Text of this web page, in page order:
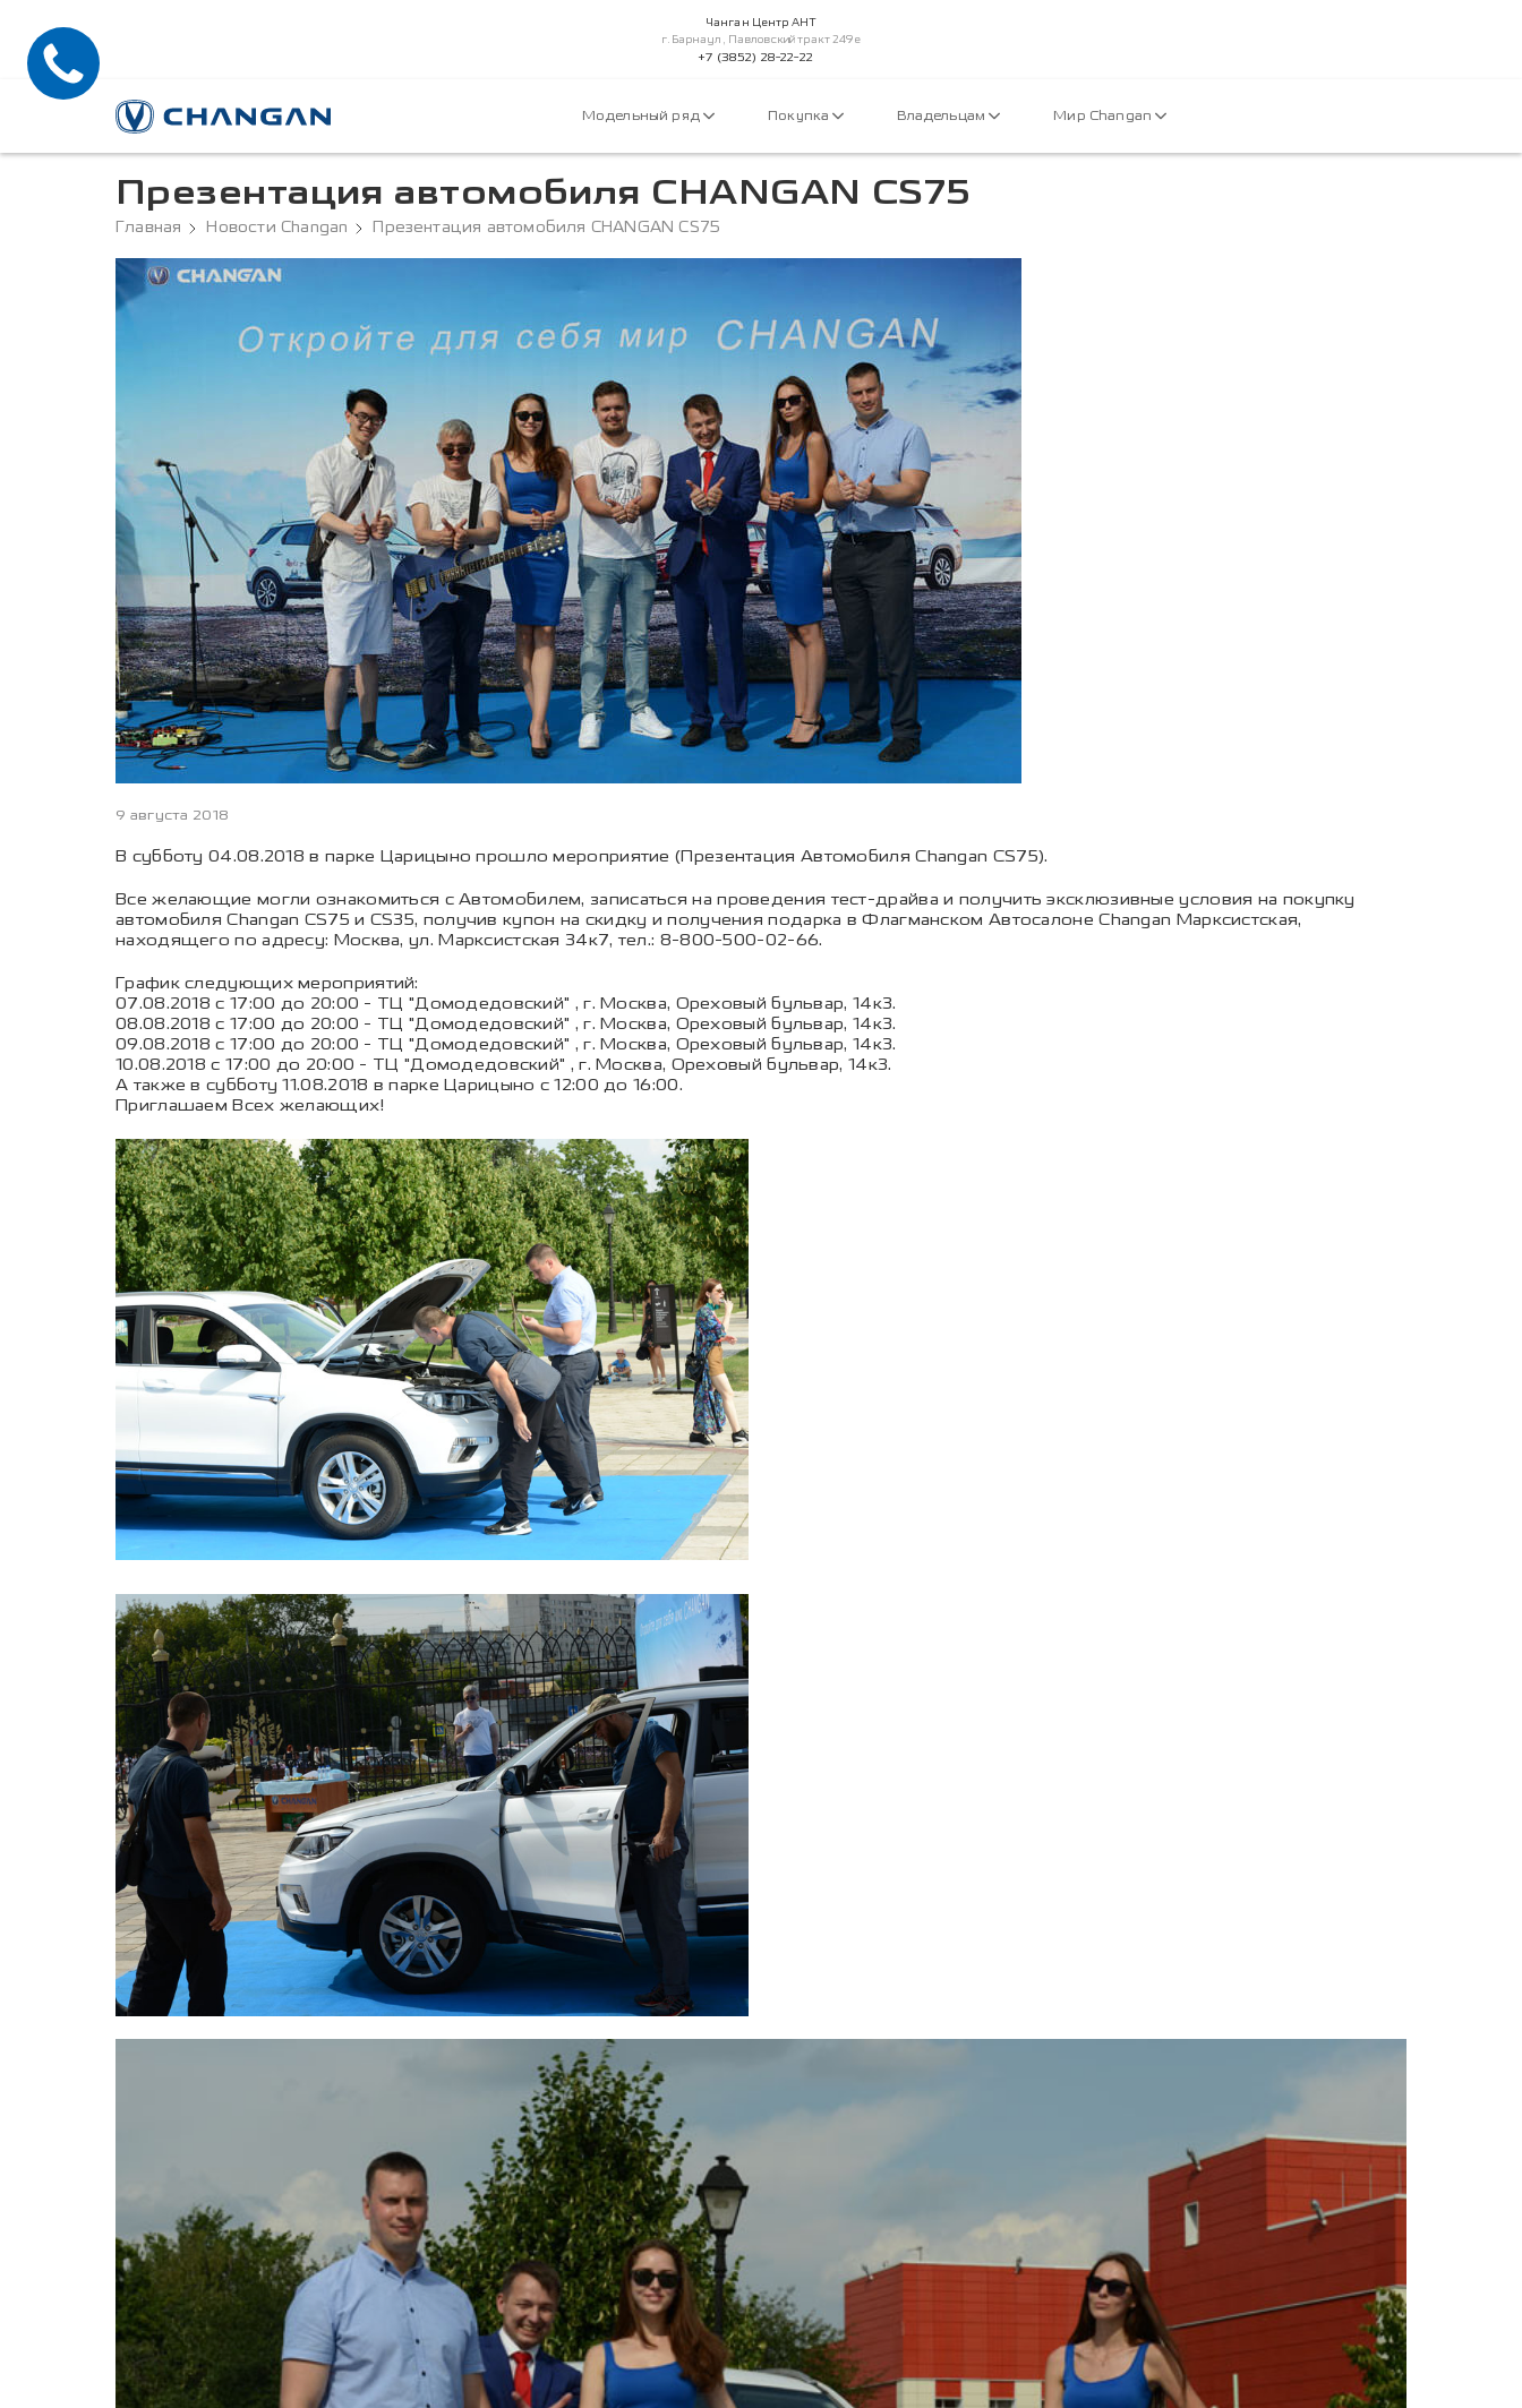
Чанган Центр АНТ
г.Барнаул, Павловский тракт 249е
+7 (3852) 28-22-22
Модельный ряд Покупка Владельцам Мир Changan
Презентация автомобиля CHANGAN CS75
Главная Новости Changan Презентация автомобиля CHANGAN CS75
9 августа 2018
В субботу 04.08.2018 в парке Царицыно прошло мероприятие (Презентация Автомобиля Changan CS75).
Все желающие могли ознакомиться с Автомобилем, записаться на проведения тест-драйва и получить эксклюзивные условия на покупку
автомобиля Changan CS75 и CS35, получив купон на скидку и получения подарка в Флагманском Автосалоне Changan Марксистская,
находящего по адресу: Москва, ул. Марксистская 34к7, тел.: 8-800-500-02-66.
График следующих мероприятий:
07.08.2018 с 17:00 до 20:00 - ТЦ "Домодедовский" , г. Москва, Ореховый бульвар, 14к3.
08.08.2018 с 17:00 до 20:00 - ТЦ "Домодедовский" , г. Москва, Ореховый бульвар, 14к3.
09.08.2018 с 17:00 до 20:00 - ТЦ "Домодедовский" , г. Москва, Ореховый бульвар, 14к3.
10.08.2018 с 17:00 до 20:00 - ТЦ "Домодедовский" , г. Москва, Ореховый бульвар, 14к3.
А также в субботу 11.08.2018 в парке Царицыно с 12:00 до 16:00.
Приглашаем Всех желающих!